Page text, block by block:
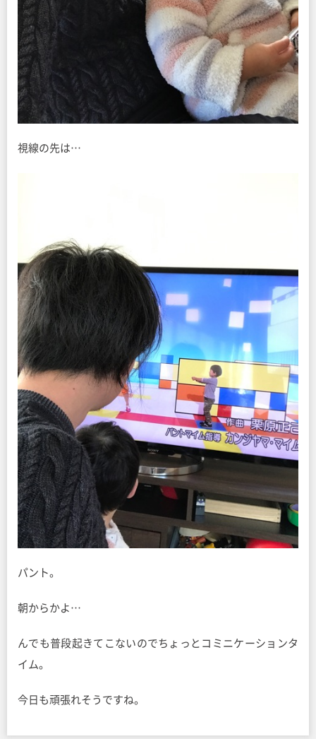
視線の先は…
パント。
朝からかよ…
んでも普段起きてこないのでちょっとコミニケーションタ
イム。
今日も頑張れそうですね。